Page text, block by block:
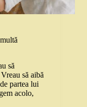
să
să aibă
partea lui
acolo,